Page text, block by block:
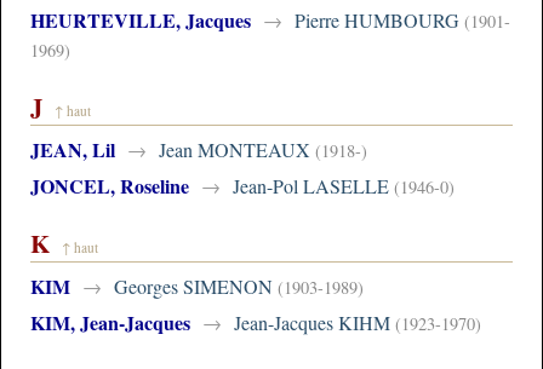
HEURTEVILLE, Jacques → Pierre HUMBOURG (1901-
1969)
J ↑ haut
JEAN, Lil → Jean MONTEAUX (1918-)
JONCEL, Roseline → Jean-Pol LASELLE (1946-0)
K ↑ haut
KIM → Georges SIMENON (1903-1989)
KIM, Jean-Jacques → Jean-Jacques KIHM (1923-1970)